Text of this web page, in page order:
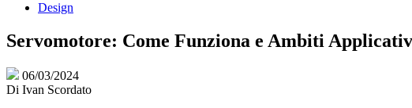
Design
Servomotore: Come Funziona e Ambiti
06/03/2024
Di Ivan Scordato